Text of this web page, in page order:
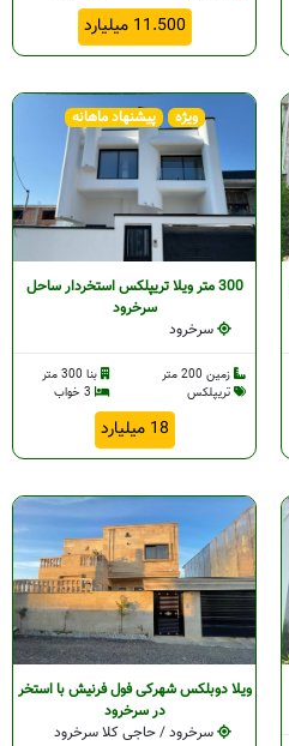
11.500 میلیارد
ویژه پیشنهاد ماهانه
300 متر ویلا تریپلکس استخردار ساحل
سرخرود
سرخرود
زمین 200 متر
بنا 300 متر
تریپلکس
18 میلیارد
ویلا دوبلکس شهرکی فول فرنیش با استخر
در سرخرود
سرخرود / حاجی کلا سرخرود